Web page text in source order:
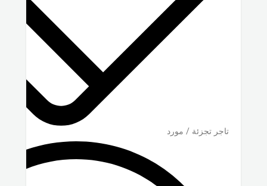
تاجر تجزئة / مورد